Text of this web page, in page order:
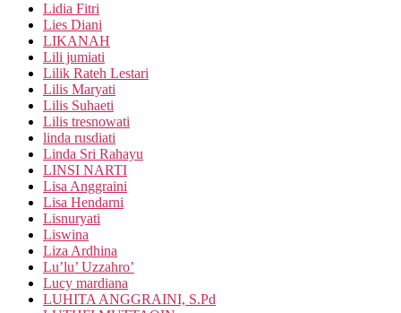
Lidia Fitri
Lies Diani
LIKANAH
Lili jumiati
Lilik Rateh Lestari
Lilis Maryati
Lilis Suhaeti
Lilis tresnowati
linda rusdiati
Linda Sri Rahayu
LINSI NARTI
Lisa Anggraini
Lisa Hendarni
Lisnuryati
Liswina
Liza Ardhina
Lu’lu’ Uzzahro’
Lucy mardiana
LUHITA ANGGRAINI, S.Pd